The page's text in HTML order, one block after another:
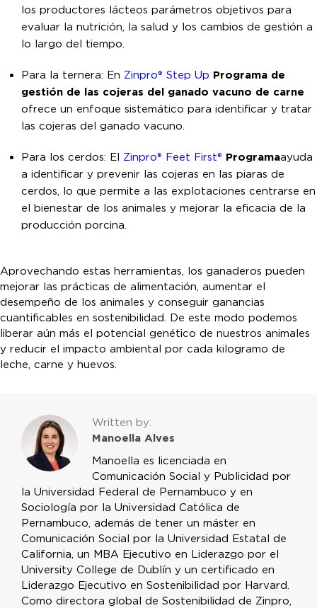
los productores lácteos parámetros objetivos para
evaluar la nutrición, la salud y los cambios de gestión a
lo largo del tiempo.
Para la ternera: En Zinpro® Step Up Programa de
gestión de las cojeras del ganado vacuno de carne
ofrece un enfoque sistemático para identificar y tratar
las cojeras del ganado vacuno.
Para los cerdos: El Zinpro® Feet First® Programaayuda
a identificar y prevenir las cojeras en las piaras de
cerdos, lo que permite a las explotaciones centrarse en
el bienestar de los animales y mejorar la eficacia de la
producción porcina.
Aprovechando estas herramientas, los ganaderos pueden
mejorar las prácticas de alimentación, aumentar el
desempeño de los animales y conseguir ganancias
cuantificables en sostenibilidad. De este modo podemos
liberar aún más el potencial genético de nuestros animales
y reducir el impacto ambiental por cada kilogramo de
leche, carne y huevos.
Written by:
Manoella Alves
Manoella es licenciada en
Comunicación Social y Publicidad por
la Universidad Federal de Pernambuco y en
Sociología por la Universidad Católica de
Pernambuco, además de tener un máster en
Comunicación Social por la Universidad Estatal de
California, un MBA Ejecutivo en Liderazgo por el
University College de Dublín y un certificado en
Liderazgo Ejecutivo en Sostenibilidad por Harvard.
Como directora global de Sostenibilidad de Zinpro,